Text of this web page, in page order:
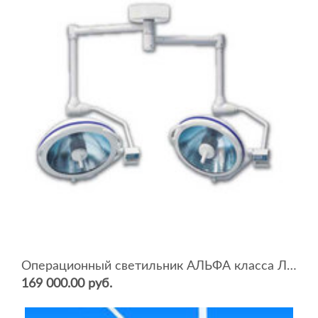
Операционный светильник АЛЬФА класса ЛЮКС P6060
169 000.00 руб.